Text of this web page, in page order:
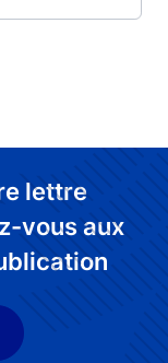
lettre
vous aux